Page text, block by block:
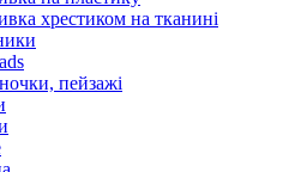
хрестиком на тканині
пейзажі